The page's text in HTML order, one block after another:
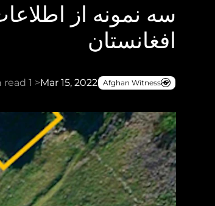
سه نمونه از
افغانستان
Afghan Witness
Mar 15, 2022
< 1 min read